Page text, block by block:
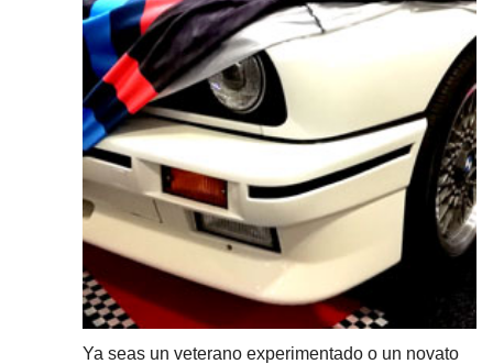
Ya seas un veterano experimentado o un novato